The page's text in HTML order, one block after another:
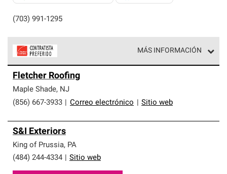
(703) 991-1295
MÁS INFORMACIÓN
parte de una red exclusiva de profesionales de techos
que cumplen con altos estándares y requisitos estrictos
de profesionalismo y confiabilidad.
Fletcher Roofing
Maple Shade, NJ
(856) 667-3933
Correo electrónico Sitio web
S&I Exteriors
King of Prussia, PA
(484) 244-4334
Sitio web